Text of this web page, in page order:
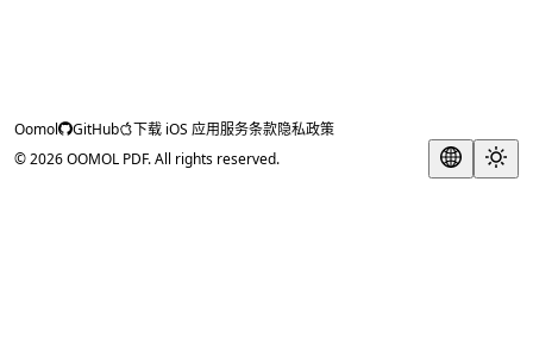
Oomol GitHub 下载 iOS 应用服务条款隐私政策
© 2026 OOMOL PDF. All rights reserved.